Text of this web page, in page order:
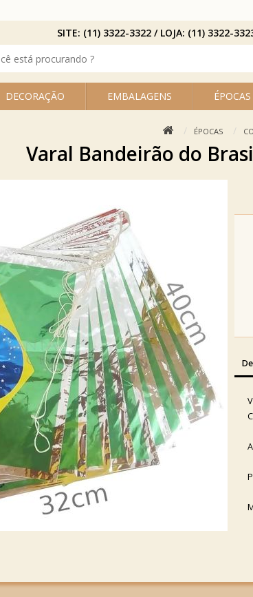
DECORAÇÃO EMBALAGENS ÉPOCAS
SITE: (11) 3322-3322 / LOJA: (11) 3322-
ÉPOCAS
Varal Bandeirão do